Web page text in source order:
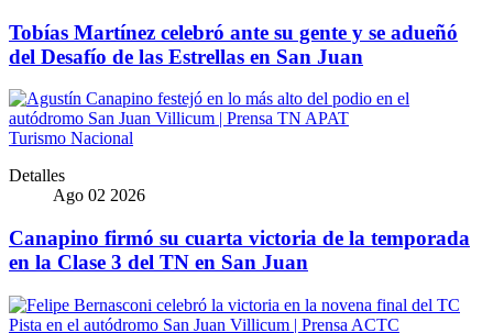
Tobías Martínez celebró ante su gente y se adueñó
del Desafío de las Estrellas en San Juan
Turismo Nacional
Detalles
Ago 02 2026
Canapino firmó su cuarta victoria de la temporada
en la Clase 3 del TN en San Juan